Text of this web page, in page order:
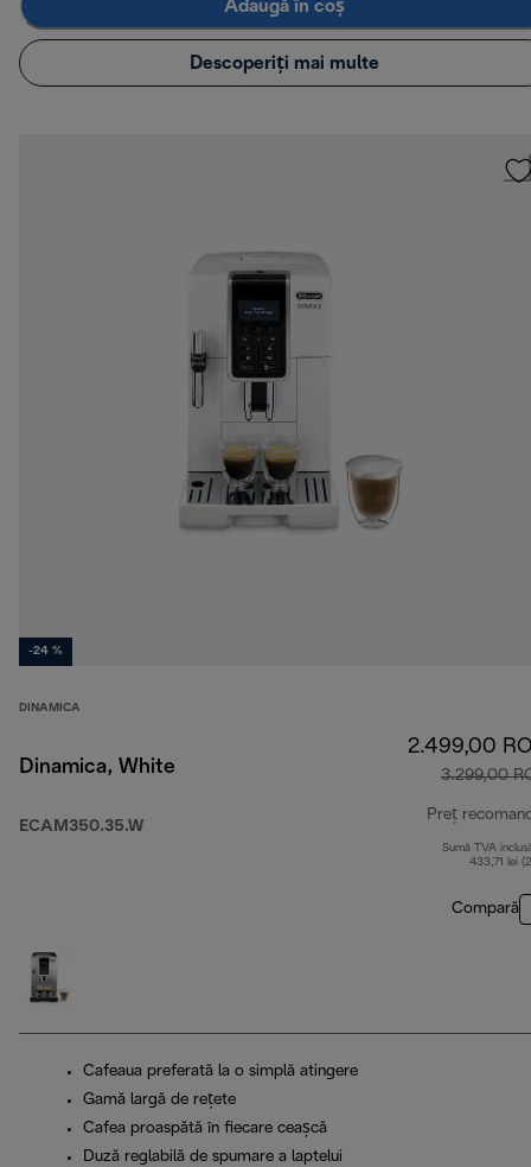
Adaugă în coș
Descoperiți mai multe
-24 %
DINAMICA
Dinamica, White
ECAM350.35.W
2.499,00
3.299,00
Preț
Sumă TVA
433,71 lei
Compară
Cafeaua preferată la o simplă atingere
Gamă largă de rețete
Cafea proaspătă în fiecare ceașcă
Duză reglabilă de spumare a laptelui